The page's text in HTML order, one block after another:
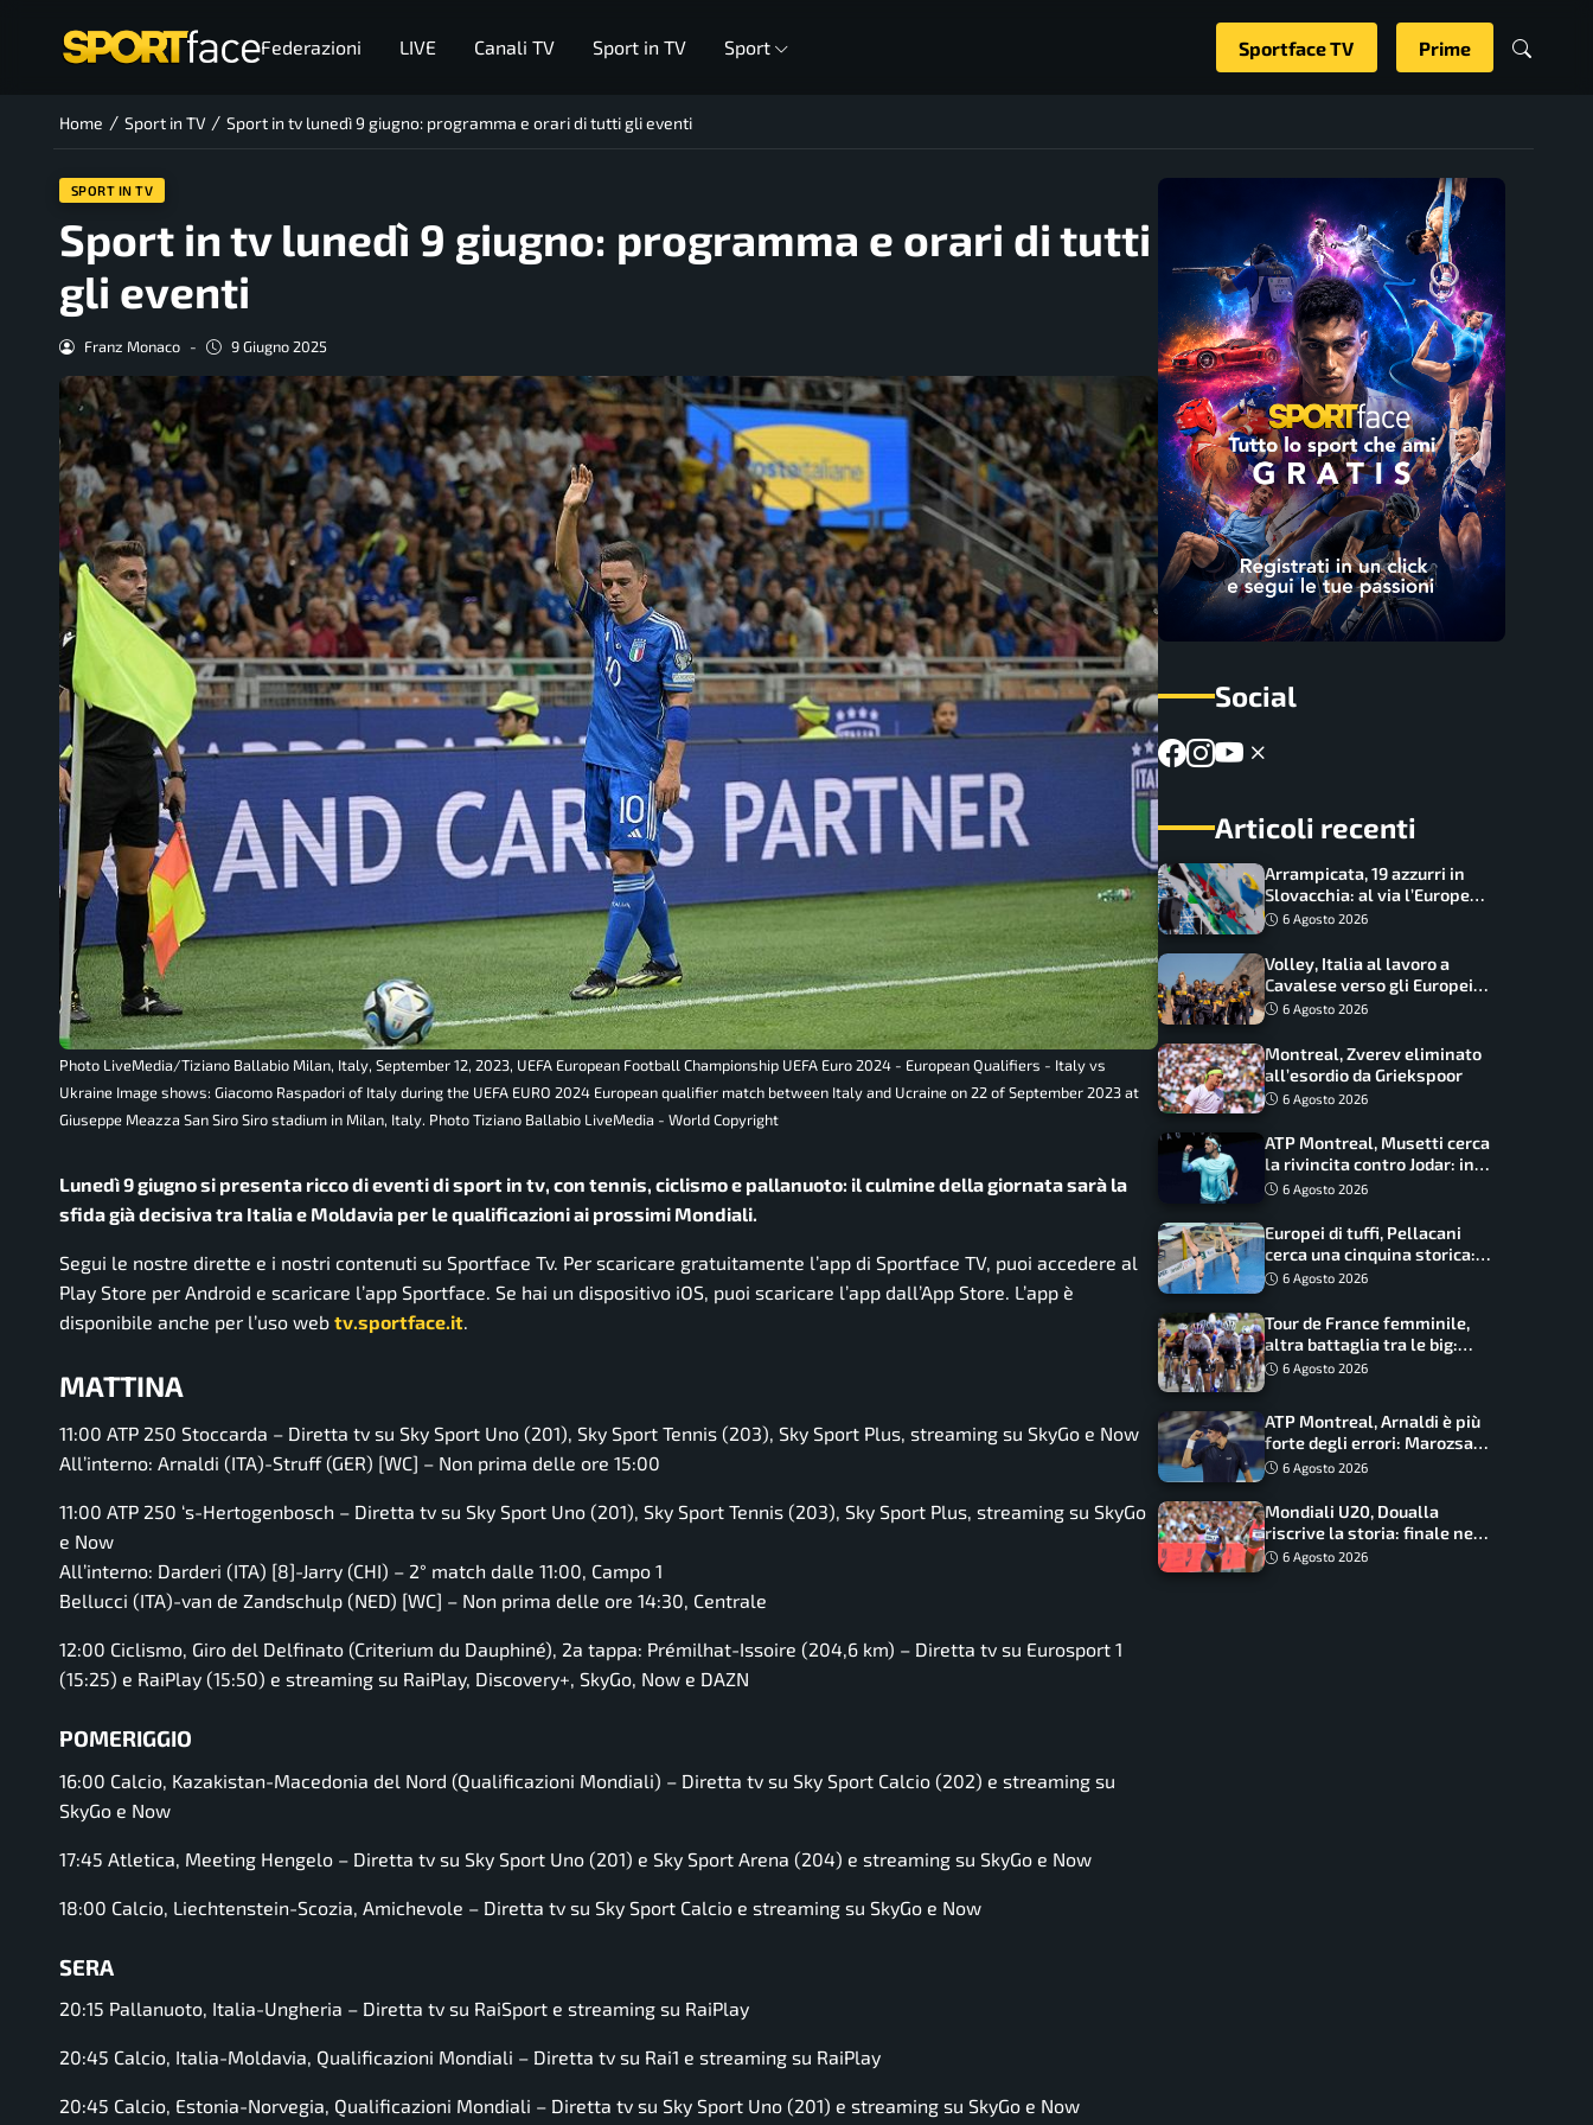
Federazioni LIVE Canali TV Sport in TV Sport Sportface TV Prime
Home / Sport in TV / Sport in tv lunedì 9 giugno: programma e orari di tutti gli eventi
SPORT IN TV
Sport in tv lunedì 9 giugno: programma e orari di tutti
gli eventi
Franz Monaco - 9 Giugno 2025
Photo LiveMedia/Tiziano Ballabio Milan, Italy, September 12, 2023, UEFA European Football Championship UEFA Euro 2024 - European Qualifiers - Italy vs
Ukraine Image shows: Giacomo Raspadori of Italy during the UEFA EURO 2024 European qualifier match between Italy and Ucraine on 22 of September 2023 at
Giuseppe Meazza San Siro Siro stadium in Milan, Italy. Photo Tiziano Ballabio LiveMedia - World Copyright
Lunedì 9 giugno si presenta ricco di eventi di sport in tv, con tennis, ciclismo e pallanuoto: il culmine della giornata sarà la
sfida già decisiva tra Italia e Moldavia per le qualificazioni ai prossimi Mondiali.
Segui le nostre dirette e i nostri contenuti su Sportface Tv. Per scaricare gratuitamente l’app di Sportface TV, puoi accedere al
Play Store per Android e scaricare l’app Sportface. Se hai un dispositivo iOS, puoi scaricare l’app dall’App Store. L’app è
disponibile anche per l’uso web tv.sportface.it.
MATTINA
11:00 ATP 250 Stoccarda – Diretta tv su Sky Sport Uno (201), Sky Sport Tennis (203), Sky Sport Plus, streaming su SkyGo e Now
All’interno: Arnaldi (ITA)-Struff (GER) [WC] – Non prima delle ore 15:00
11:00 ATP 250 ‘s-Hertogenbosch – Diretta tv su Sky Sport Uno (201), Sky Sport Tennis (203), Sky Sport Plus, streaming su SkyGo
e Now
All’interno: Darderi (ITA) [8]-Jarry (CHI) – 2° match dalle 11:00, Campo 1
Bellucci (ITA)-van de Zandschulp (NED) [WC] – Non prima delle ore 14:30, Centrale
12:00 Ciclismo, Giro del Delfinato (Criterium du Dauphiné), 2a tappa: Prémilhat-Issoire (204,6 km) – Diretta tv su Eurosport 1
(15:25) e RaiPlay (15:50) e streaming su RaiPlay, Discovery+, SkyGo, Now e DAZN
POMERIGGIO
16:00 Calcio, Kazakistan-Macedonia del Nord (Qualificazioni Mondiali) – Diretta tv su Sky Sport Calcio (202) e streaming su
SkyGo e Now
17:45 Atletica, Meeting Hengelo – Diretta tv su Sky Sport Uno (201) e Sky Sport Arena (204) e streaming su SkyGo e Now
18:00 Calcio, Liechtenstein-Scozia, Amichevole – Diretta tv su Sky Sport Calcio e streaming su SkyGo e Now
SERA
20:15 Pallanuoto, Italia-Ungheria – Diretta tv su RaiSport e streaming su RaiPlay
20:45 Calcio, Italia-Moldavia, Qualificazioni Mondiali – Diretta tv su Rai1 e streaming su RaiPlay
20:45 Calcio, Estonia-Norvegia, Qualificazioni Mondiali – Diretta tv su Sky Sport Uno (201) e streaming su SkyGo e Now
Social
Articoli recenti
Arrampicata, 19 azzurri in
Slovacchia: al via l’Europe
Series Lead, tappa decisiva
6 Agosto 2026
Volley, Italia al lavoro a
Cavalese verso gli Europei:
oggi allenamento aperto ai
6 Agosto 2026
Montreal, Zverev eliminato
all’esordio da Griekspoor
6 Agosto 2026
ATP Montreal, Musetti cerca
la rivincita contro Jodar: in
palio gli ottavi
6 Agosto 2026
Europei di tuffi, Pellacani
cerca una cinquina storica:
Conte e Wang sfidano la
6 Agosto 2026
Tour de France femminile,
altra battaglia tra le big:
Longo Borghini sogna il
colpo
6 Agosto 2026
ATP Montreal, Arnaldi è più
forte degli errori: Marozsan
piegato dopo oltre due ore
6 Agosto 2026
Mondiali U20, Doualla
riscrive la storia: finale nei
100 metri dopo trent’anni
6 Agosto 2026